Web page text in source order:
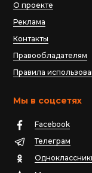
О проекте
Реклама
Контакты
Правообладателям
Правила
Мы в соцсетях
Facebook
Телеграм